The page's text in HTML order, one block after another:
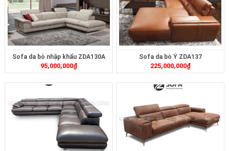
Sofa da bò nhập khẩu ZDA130A
95,000,000₫
Sofa da bò Ý ZDA137
225,000,000₫